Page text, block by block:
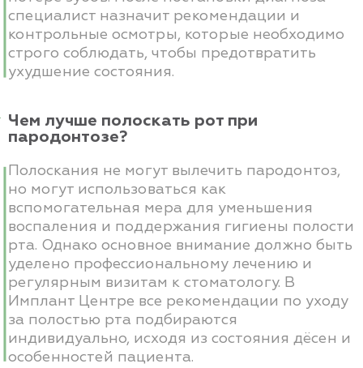
специалист назначит рекомендации и
контрольные осмотры, которые необходимо
строго соблюдать, чтобы предотвратить
ухудшение состояния.
Чем лучше полоскать рот при
пародонтозе?
Полоскания не могут вылечить пародонтоз,
но могут использоваться как
вспомогательная мера для уменьшения
воспаления и поддержания гигиены полости
рта. Однако основное внимание должно быть
уделено профессиональному лечению и
регулярным визитам к стоматологу. В
Имплант Центре все рекомендации по уходу
за полостью рта подбираются
индивидуально, исходя из состояния дёсен и
особенностей пациента.